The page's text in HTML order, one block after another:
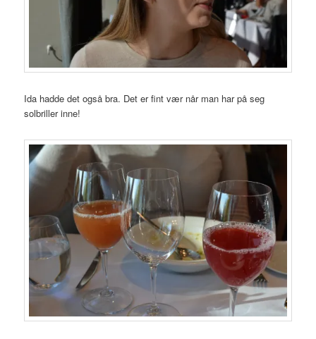
Ida hadde det også bra. Det er fint vær når man har på seg
solbriller inne!